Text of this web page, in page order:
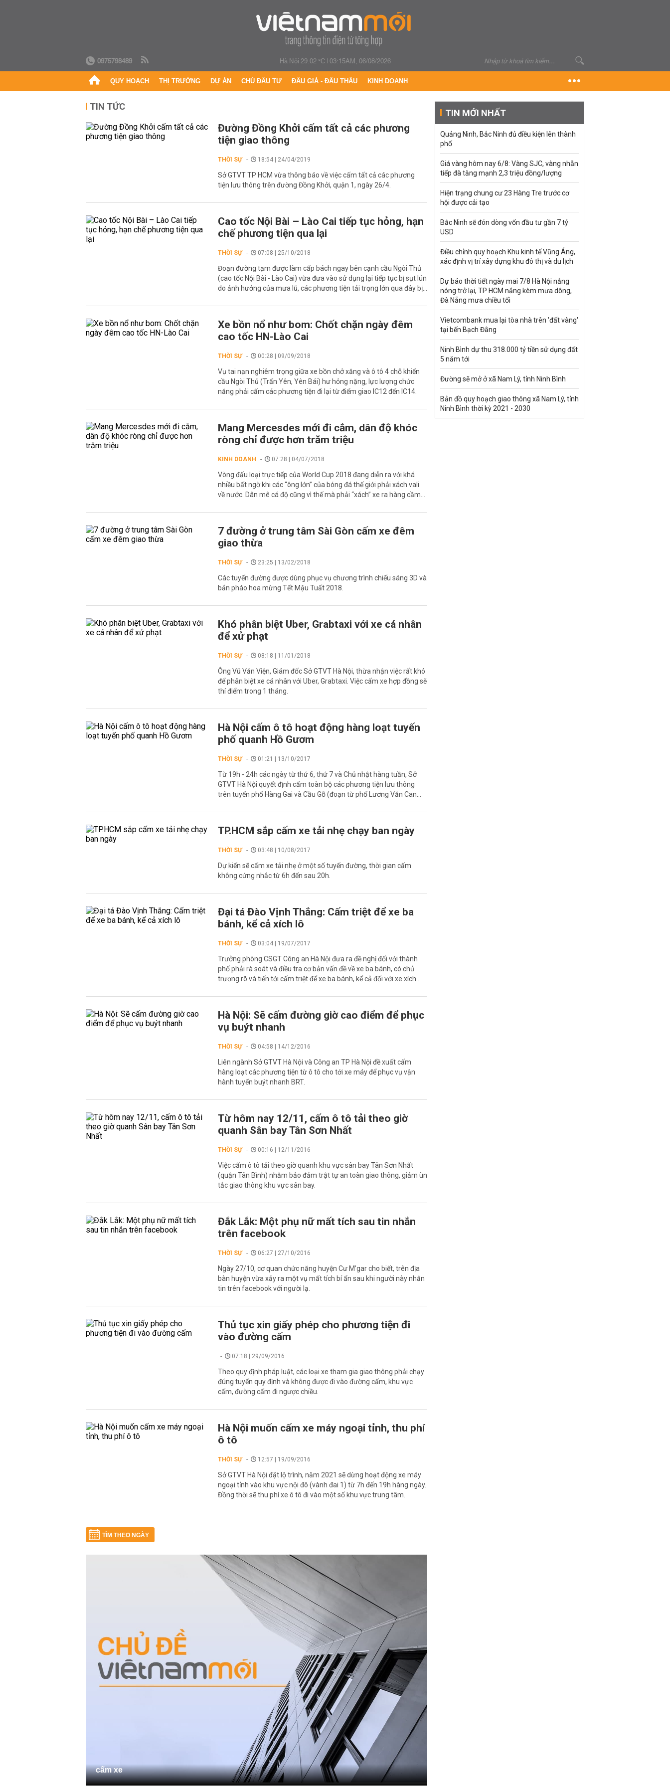
0975798489 Hà Nội 29.02 °C|03:15AM, 06/08/2026
QUY HOẠCH THỊ TRƯỜNG DỰ ÁN CHỦ ĐẦU TƯ ĐẤU GIÁ - ĐẤU THẦU KINH DOANH
TIN TỨC
Đường Đồng Khởi cấm tất cả các phương
tiện giao thông
THỜI SỰ 18:54 | 24/04/2019
Sở GTVT TP HCM vừa thông báo về việc cấm tất cả các phương
tiện lưu thông trên đường Đồng Khởi, quận 1, ngày 26/4.
Cao tốc Nội Bài – Lào Cai tiếp tục hỏng, hạn
chế phương tiện qua lại
THỜI SỰ 07:08 | 25/10/2018
Đoạn đường tạm được làm cấp bách ngay bên cạnh cầu Ngòi Thủ
(cao tốc Nội Bài - Lào Cai) vừa đưa vào sử dụng lại tiếp tục bị sụt lún
do ảnh hưởng của mưa lũ, các phương tiện tải trọng lớn qua đây bị...
Xe bồn nổ như bom: Chốt chặn ngày đêm
cao tốc HN-Lào Cai
THỜI SỰ 00:28 | 09/09/2018
Vụ tai nạn nghiêm trọng giữa xe bồn chở xăng và ô tô 4 chỗ khiến
cầu Ngòi Thủ (Trấn Yên, Yên Bái) hư hỏng nặng, lực lượng chức
năng phải cấm các phương tiện đi lại từ điểm giao IC12 đến IC14.
Mang Mercesdes mới đi cắm, dân độ khóc
ròng chỉ được hơn trăm triệu
KINH DOANH 07:28 | 04/07/2018
Vòng đấu loại trực tiếp của World Cup 2018 đang diễn ra với khá
nhiều bất ngờ khi các “ông lớn” của bóng đá thế giới phải xách vali
về nước. Dân mê cá độ cũng vì thế mà phải “xách” xe ra hàng cầm...
7 đường ở trung tâm Sài Gòn cấm xe đêm
giao thừa
THỜI SỰ 23:25 | 13/02/2018
Các tuyến đường được dùng phục vụ chương trình chiếu sáng 3D và
bắn pháo hoa mừng Tết Mậu Tuất 2018.
Khó phân biệt Uber, Grabtaxi với xe cá nhân
để xử phạt
THỜI SỰ 08:18 | 11/01/2018
Ông Vũ Văn Viện, Giám đốc Sở GTVT Hà Nội, thừa nhận việc rất khó
để phân biệt xe cá nhân với Uber, Grabtaxi. Việc cấm xe hợp đồng sẽ
thí điểm trong 1 tháng.
Hà Nội cấm ô tô hoạt động hàng loạt tuyến
phố quanh Hồ Gươm
THỜI SỰ 01:21 | 13/10/2017
Từ 19h - 24h các ngày từ thứ 6, thứ 7 và Chủ nhật hàng tuần, Sở
GTVT Hà Nội quyết định cấm toàn bộ các phương tiện lưu thông
trên tuyến phố Hàng Gai và Cầu Gỗ (đoạn từ phố Lương Văn Can...
TP.HCM sắp cấm xe tải nhẹ chạy ban ngày
THỜI SỰ 03:48 | 10/08/2017
Dự kiến sẽ cấm xe tải nhẹ ở một số tuyến đường, thời gian cấm
không cứng nhắc từ 6h đến sau 20h.
Đại tá Đào Vịnh Thắng: Cấm triệt để xe ba
bánh, kể cả xích lô
THỜI SỰ 03:04 | 19/07/2017
Trưởng phòng CSGT Công an Hà Nội đưa ra đề nghị đối với thành
phố phải rà soát và điều tra cơ bản vấn đề về xe ba bánh, có chủ
trương rõ và tiến tới cấm triệt để xe ba bánh, kể cả đối với xe xích...
Hà Nội: Sẽ cấm đường giờ cao điểm để phục
vụ buýt nhanh
THỜI SỰ 04:58 | 14/12/2016
Liên ngành Sở GTVT Hà Nội và Công an TP Hà Nội đề xuất cấm
hàng loạt các phương tiện từ ô tô cho tới xe máy để phục vụ vận
hành tuyến buýt nhanh BRT.
Từ hôm nay 12/11, cấm ô tô tải theo giờ
quanh Sân bay Tân Sơn Nhất
THỜI SỰ 00:16 | 12/11/2016
Việc cấm ô tô tải theo giờ quanh khu vực sân bay Tân Sơn Nhất
(quận Tân Bình) nhằm bảo đảm trật tự an toàn giao thông, giảm ùn
tắc giao thông khu vực sân bay.
Đắk Lắk: Một phụ nữ mất tích sau tin nhắn
trên facebook
THỜI SỰ 06:27 | 27/10/2016
Ngày 27/10, cơ quan chức năng huyện Cư M’gar cho biết, trên địa
bàn huyện vừa xảy ra một vụ mất tích bí ẩn sau khi người này nhắn
tin trên facebook với người lạ.
Thủ tục xin giấy phép cho phương tiện đi
vào đường cấm
07:18 | 29/09/2016
Theo quy định pháp luật, các loại xe tham gia giao thông phải chạy
đúng tuyến quy định và không được đi vào đường cấm, khu vực
cấm, đường cấm đi ngược chiều.
Hà Nội muốn cấm xe máy ngoại tỉnh, thu phí
ô tô
THỜI SỰ 12:57 | 19/09/2016
Sở GTVT Hà Nội đặt lộ trình, năm 2021 sẽ dừng hoạt động xe máy
ngoại tỉnh vào khu vực nội đô (vành đai 1) từ 7h đến 19h hàng ngày.
Đồng thời sẽ thu phí xe ô tô đi vào một số khu vực trung tâm.
TÌM THEO NGÀY
cấm xe
TIN MỚI NHẤT
Quảng Ninh, Bắc Ninh đủ điều kiện lên thành
phố
Giá vàng hôm nay 6/8: Vàng SJC, vàng nhẫn
tiếp đà tăng mạnh 2,3 triệu đồng/lượng
Hiện trạng chung cư 23 Hàng Tre trước cơ
hội được cải tạo
Bắc Ninh sẽ đón dòng vốn đầu tư gần 7 tỷ
USD
Điều chỉnh quy hoạch Khu kinh tế Vũng Áng,
xác định vị trí xây dựng khu đô thị và du lịch
Dự báo thời tiết ngày mai 7/8 Hà Nội nắng
nóng trở lại, TP HCM nắng kèm mưa dông,
Đà Nẵng mưa chiều tối
Vietcombank mua lại tòa nhà trên 'đất vàng'
tại bến Bạch Đằng
Ninh Bình dự thu 318.000 tỷ tiền sử dụng đất
5 năm tới
Đường sẽ mở ở xã Nam Lý, tỉnh Ninh Bình
Bản đồ quy hoạch giao thông xã Nam Lý, tỉnh
Ninh Bình thời kỳ 2021 - 2030